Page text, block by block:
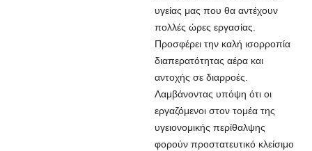
υγείας μας που θα αντέχουν
πολλές ώρες εργασίας.
Προσφέρει την καλή ισορροπία
διαπερατότητας αέρα και
αντοχής σε διαρροές.
Λαμβάνοντας υπόψη ότι οι
εργαζόμενοι στον τομέα της
υγειονομικής περίθαλψης
φορούν προστατευτικό κλείσιμο